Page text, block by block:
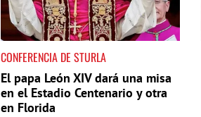
CONFERENCIA DE STURLA
El papa León XIV dará una misa
en el Estadio Centenario y otra
en Florida